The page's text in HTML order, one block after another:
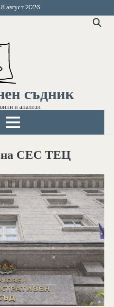
8 август 2026
съдник
и анализи
на СЕС ТЕЦ